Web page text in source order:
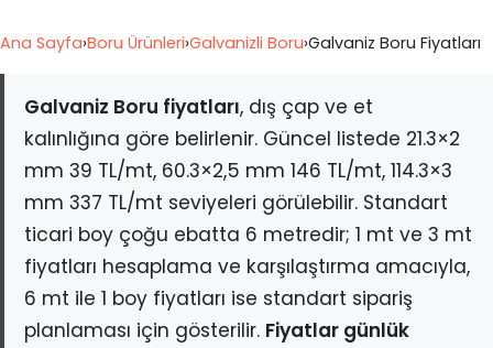
Ana Sayfa›Boru Ürünleri›Galvanizli Boru›Galvaniz Boru Fiyatları
Galvaniz Boru fiyatları, dış çap ve et
kalınlığına göre belirlenir. Güncel listede 21.3×2
mm 39 TL/mt, 60.3×2,5 mm 146 TL/mt, 114.3×3
mm 337 TL/mt seviyeleri görülebilir. Standart
ticari boy çoğu ebatta 6 metredir; 1 mt ve 3 mt
fiyatları hesaplama ve karşılaştırma amacıyla,
6 mt ile 1 boy fiyatları ise standart sipariş
planlaması için gösterilir. Fiyatlar günlük